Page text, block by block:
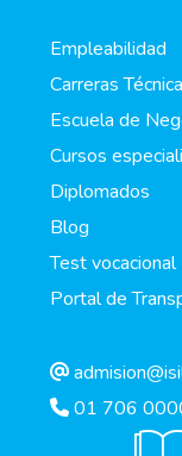
Empleabilidad
Carreras
Escuela de
Cursos
Diplomados
Blog
Test vocacional
Portal de
01 706